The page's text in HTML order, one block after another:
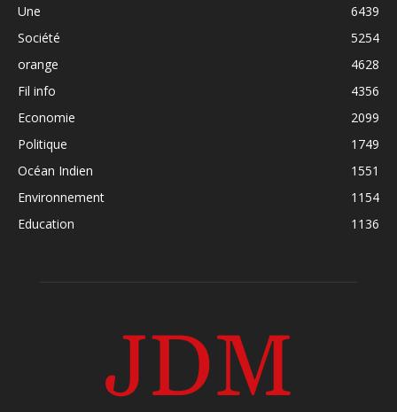
Une
6439
Société
5254
orange
4628
Fil info
4356
Economie
2099
Politique
1749
Océan Indien
1551
Environnement
1154
Education
1136